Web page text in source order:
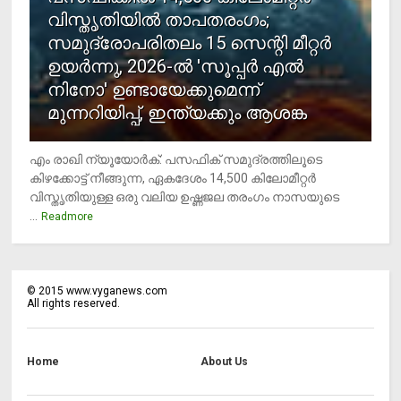
വിസ്തൃതിയില്‍ താപതരംഗം;
സമുദ്രോപരിതലം 15 സെന്റി മീറ്റര്‍
ഉയര്‍ന്നു, 2026-ല്‍ 'സൂപ്പര്‍ എല്‍
നിനോ' ഉണ്ടായേക്കുമെന്ന്
മുന്നറിയിപ്പ്, ഇന്ത്യക്കും ആശങ്ക
എം രാഖി ന്യൂയോര്‍ക്: പസഫിക് സമുദ്രത്തിലൂടെ
കിഴക്കോട്ട് നീങ്ങുന്ന, ഏകദേശം 14,500 കിലോമീറ്റര്‍
വിസ്തൃതിയുള്ള ഒരു വലിയ ഉഷ്ണജല തരംഗം നാസയുടെ
Readmore
©2015 www.vyganews.com
All rights reserved.
Home About Us